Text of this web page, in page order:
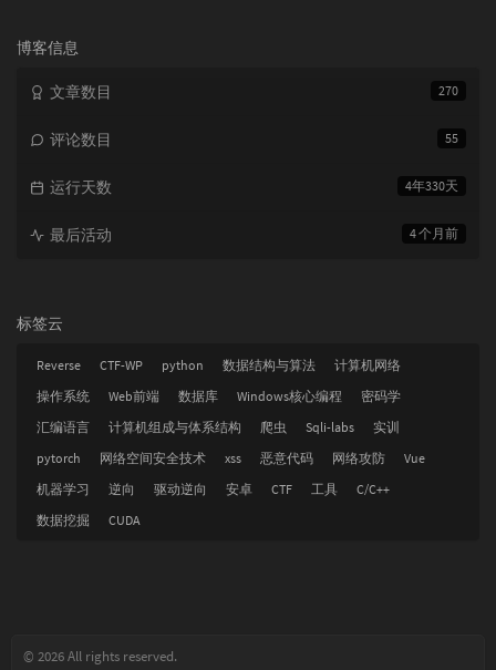
数:
博客信息
270
文章数目
55
评论数目
4年330天
运行天数
4 个月前
最后活动
标签云
Reverse CTF-WP python 数据结构与算法
计算机网络
操作系统
Web前端 数据库 Windows核心编程
密码学
汇编语言
计算机组成与体系结构 爬虫 Sqli-labs
实训
pytorch
网络空间安全技术 xss 恶意代码 网络攻防
Vue
机器学习
逆向 驱动逆向 安卓 CTF 工具
C/C++
数据挖掘
CUDA
© 2026 All rights reserved.